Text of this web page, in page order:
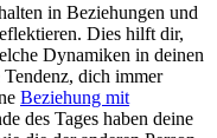
in Beziehungen und
Dies hilft dir,
Dynamiken in deinen
dich immer
Beziehung mit
des Tages haben deine